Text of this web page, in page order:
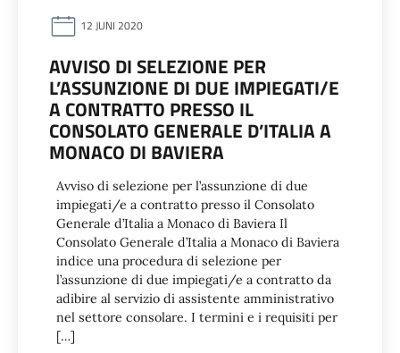
12 JUNI 2020
AVVISO DI SELEZIONE PER
L’ASSUNZIONE DI DUE IMPIEGATI/E
A CONTRATTO PRESSO IL
CONSOLATO GENERALE D’ITALIA A
MONACO DI BAVIERA
Avviso di selezione per l’assunzione di due
impiegati/e a contratto presso il Consolato
Generale d’Italia a Monaco di Baviera Il
Consolato Generale d’Italia a Monaco di Baviera
indice una procedura di selezione per
l’assunzione di due impiegati/e a contratto da
adibire al servizio di assistente amministrativo
nel settore consolare. I termini e i requisiti per
[…]